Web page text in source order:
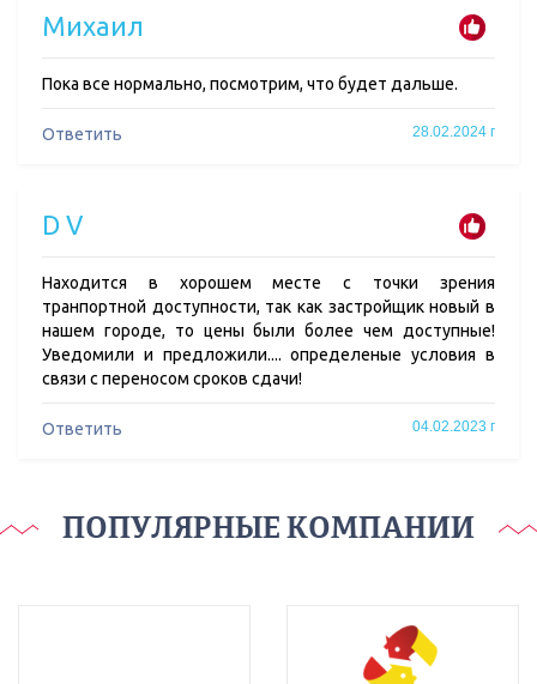
Михаил
Пока все нормально, посмотрим, что будет дальше.
Ответить 28.02.2024 г
D V
Находится в хорошем месте с точки зрения
транпортной доступности, так как застройщик новый в
нашем городе, то цены были более чем доступные!
Уведомили и предложили.... определеные условия в
связи с переносом сроков сдачи!
Ответить 04.02.2023 г
ПОПУЛЯРНЫЕ КОМПАНИИ